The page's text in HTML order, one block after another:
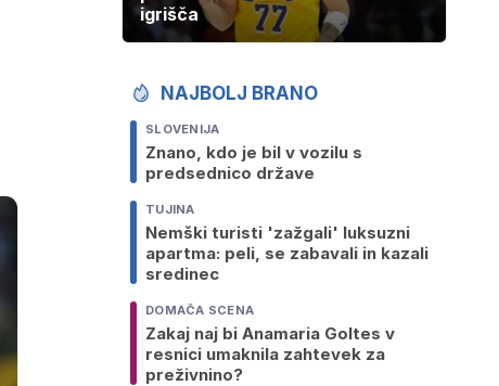
igrišča
NAJBOLJ BRANO
SLOVENIJA
Znano, kdo je bil v vozilu s
predsednico države
TUJINA
Nemški turisti 'zažgali' luksuzni
apartma: peli, se zabavali in kazali
sredinec
DOMAČA SCENA
Zakaj naj bi Anamaria Goltes v
resnici umaknila zahtevek za
preživnino?